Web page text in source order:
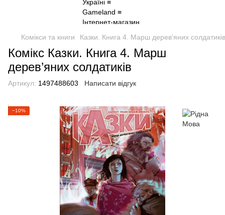
Комікси та книги Казки. Книга 4. Марш дерев’яних солдатиків
Комікс Казки. Книга 4. Марш
дерев’яних солдатиків
Артикул: 1497488603 Написати відгук
−10%